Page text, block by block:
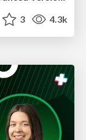
3 4.3k